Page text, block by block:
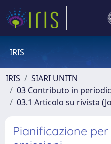
IRIS
IRIS
SIARI UNITN
03 Contributo in
03.1 Articolo su rivista
Pianificazione